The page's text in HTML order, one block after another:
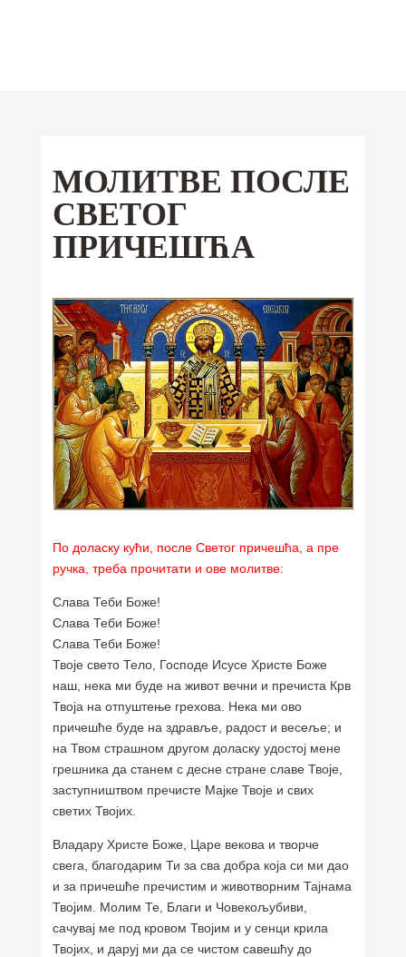
апликација
на Google Play и App Store-у
МОЛИТВЕ ПОСЛЕ
СВЕТОГ
ПРИЧЕШЋА
По доласку кући, после Светог причешћа, а пре
ручка, треба прочитати и ове молитве:
Слава Теби Боже!
Слава Теби Боже!
Слава Теби Боже!
Твоје свето Тело, Господе Исусе Христе Боже
наш, нека ми буде на живот вечни и пречиста Крв
Твоја на отпуштење грехова. Нека ми ово
причешће буде на здравље, радост и весеље; и
на Твом страшном другом доласку удостој мене
грешника да станем с десне стране славе Твоје,
заступништвом пречисте Мајке Твоје и свих
светих Твојих.
Владару Христе Боже, Царе векова и творче
свега, благодарим Ти за сва добра која си ми дао
и за причешће пречистим и животворним Тајнама
Твојим. Молим Те, Благи и Човекољубиви,
сачувај ме под кровом Твојим и у сенци крила
Твојих, и даруј ми да се чистом савешћу до